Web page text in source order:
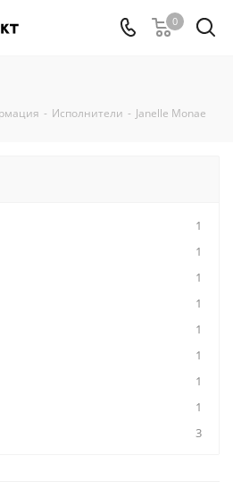
0
- Исполнители - Janelle Monae
1
1
1
1
1
1
1
1
3